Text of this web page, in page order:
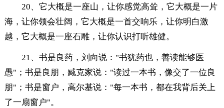
20、它大概是一座山，让你感觉高耸，它大概是一片
海，让你领会壮阔，它大概是一首交响乐，让你明白激
越，它大概是一座石雕，让你认识打听雄健。
21、书是良药，刘向说："书犹药也，善读能够医
愚"；书是良朋，臧克家说："读过一本书，像交了一位良
朋"；书是窗户，高尔基说："每一本书，都在我背后关上
了一扇窗户"。